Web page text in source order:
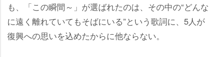
も、「この瞬間～」が選ばれたのは、その中の“どんな
に遠く離れていてもそばにいる”という歌詞に、5人が
復興への思いを込めたからに他ならない。